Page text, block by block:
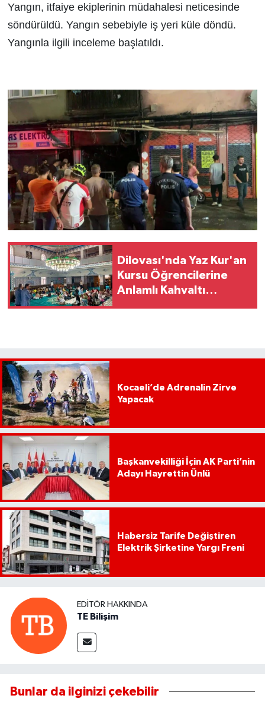
Yangın, itfaiye ekiplerinin müdahalesi neticesinde
söndürüldü. Yangın sebebiyle iş yeri küle döndü.
Yangınla ilgili inceleme başlatıldı.
Dilovası'nda Yaz Kur'an
Kursu Öğrencilerine
Anlamlı Kahvaltı
Kocaeli’de Adrenalin Zirve
Yapacak
Başkanvekilliği İçin AK Parti’nin
Adayı Hayrettin Ünlü
Habersiz Tarife Değiştiren
Elektrik Şirketine Yargı Freni
EDITÖR HAKKINDA
TE Bilişim
Bunlar da ilginizi çekebilir